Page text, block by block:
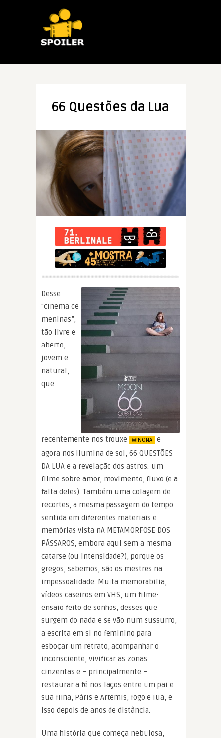
66 Questões da Lua
Desse
“cinema de
meninas”,
tão livre e
aberto,
jovem e
natural,
que
recentemente nos trouxe WINONA e
agora nos ilumina de sol, 66 QUESTÕES
DA LUA e a revelação dos astros: um
filme sobre amor, movimento, fluxo (e a
falta deles). Também uma colagem de
recortes, a mesma passagem do tempo
sentida em diferentes materiais e
memórias vista nA METAMORFOSE DOS
PÁSSAROS, embora aqui sem a mesma
catarse (ou intensidade?), porque os
gregos, sabemos, são os mestres na
impessoalidade. Muita memorabilia,
vídeos caseiros em VHS, um filme-
ensaio feito de sonhos, desses que
surgem do nada e se vão num sussurro,
a escrita em si no feminino para
esboçar um retrato, acompanhar o
inconsciente, vivificar as zonas
cinzentas e – principalmente –
restaurar a fé nos laços entre um pai e
sua filha, Páris e Artemis, fogo e lua, e
isso depois de anos de distância.
Uma história que começa nebulosa,